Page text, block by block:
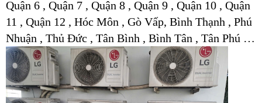
Quận 6 , Quận 7 , Quận 8 , Quận 9 , Quận 10 , Quận
11 , Quận 12 , Hóc Môn , Gò Vấp, Bình Thạnh , Phú
Nhuận , Thủ Đức , Tân Bình , Bình Tân , Tân Phú …